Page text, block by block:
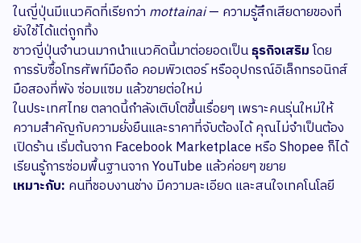
ในญี่ปุ่นมีแนวคิดที่เรียกว่า mottainai— ความรู้สึกเสียดายของที่
ยังใช้ได้แต่ถูกทิ้ง
ชาวญี่ปุ่นจำนวนมากนำแนวคิดนี้มาต่อยอดเป็นธุรกิจเสริมโดย
การรับซื้อโทรศัพท์มือถือ คอมพิวเตอร์ หรืออุปกรณ์อิเล็กทรอนิกส์
มือสองที่พัง ซ่อมแซม แล้วขายต่อใหม่
ในประเทศไทย ตลาดนี้กำลังเติบโตขึ้นเรื่อยๆ เพราะคนรุ่นใหม่ให้
ความสำคัญกับความยั่งยืนและราคาที่จับต้องได้ คุณไม่จำเป็นต้อง
เปิดร้าน เริ่มต้นจาก Facebook Marketplace หรือ Shopee ก็ได้
เรียนรู้การซ่อมพื้นฐานจาก YouTube แล้วค่อยๆ ขยาย
เหมาะกับ: คนที่ชอบงานช่าง มีความละเอียด และสนใจเทคโนโลยี